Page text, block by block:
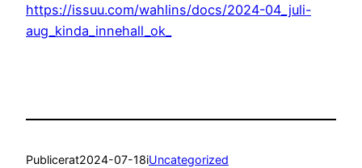
https://issuu.com/wahlins/docs/2024-04_juli-
aug_kinda_innehall_ok_
Publicerat2024-07-18iUncategorized